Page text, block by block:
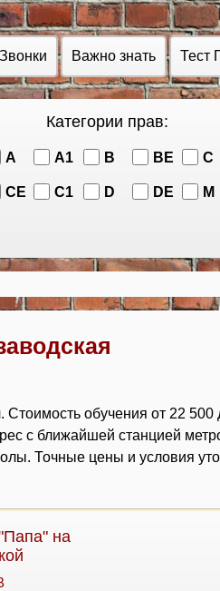
Звонки Важно знать Тест
Категории прав:
A A1 B BE C
CE C1 D DE M
обучения от 22
с ближайшей станцией
Точные цены и условия
на